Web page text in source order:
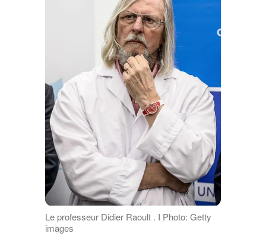
Le professeur Didier Raoult . I Photo: Getty
images